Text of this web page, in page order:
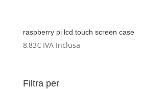
raspberry pi lcd touch screen case
8,83€ IVA Inclusa
Filtra per